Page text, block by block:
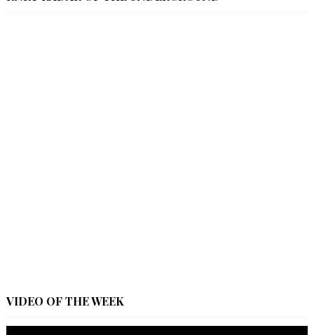
VIDEO OF THE WEEK